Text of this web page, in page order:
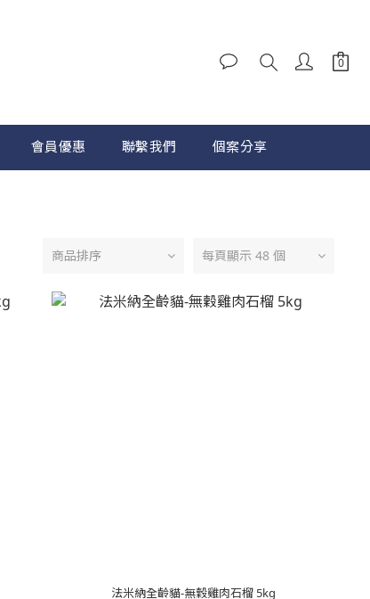
會員優惠 聯繫我們 個案分享
商品排序 每頁顯示 48 個
法米納全齡貓-無穀雞肉石榴 5kg